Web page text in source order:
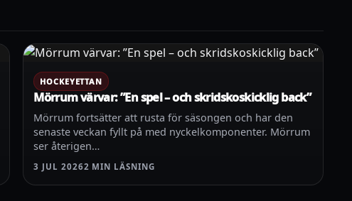
HOCKEYETTAN
Mörrum värvar: ”En spel – och skridskoskicklig back”
Mörrum fortsätter att rusta för säsongen och har den
senaste veckan fyllt på med nyckelkomponenter. Mörrum
ser återigen…
3 JUL 20262 MIN LÄSNING